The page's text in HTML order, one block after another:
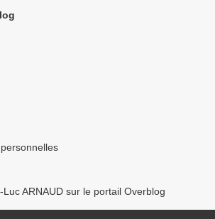
ARNAUD sur le portail Overblog